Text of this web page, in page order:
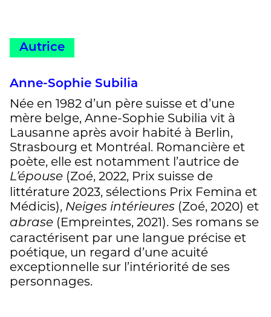
Autrice
Anne-Sophie Subilia
Née en 1982 d’un père suisse et d’une
mère belge, Anne-Sophie Subilia vit à
Lausanne après avoir habité à Berlin,
Strasbourg et Montréal. Romancière et
poète, elle est notamment l’autrice de
L’épouse (Zoé, 2022, Prix suisse de
littérature 2023, sélections Prix Femina et
Médicis), Neiges intérieures (Zoé, 2020) et
abrase (Empreintes, 2021). Ses romans se
caractérisent par une langue précise et
poétique, un regard d’une acuité
exceptionnelle sur l’intériorité de ses
personnages.